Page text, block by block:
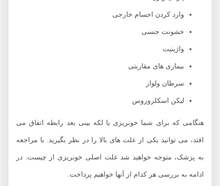
وارد کردن اجسام خارجی
خشونت جنسی
واژینیت
بیماری‌ های مقاربتی
سرطان ولوار
لیکن اسکلروزوس
هنگامی که برای شما خونریزی یا لکه بینی بعد رابطه اتفاق می
افتد، می توانید یکی از علت های بالا را در نظر بگیرید. با مراجعه
به پزشک، متوجه خواهید شد علت اصلی خونریزی از چیست. در
ادامه به بررسی هر کدام از آنها خواهیم پرداخت.